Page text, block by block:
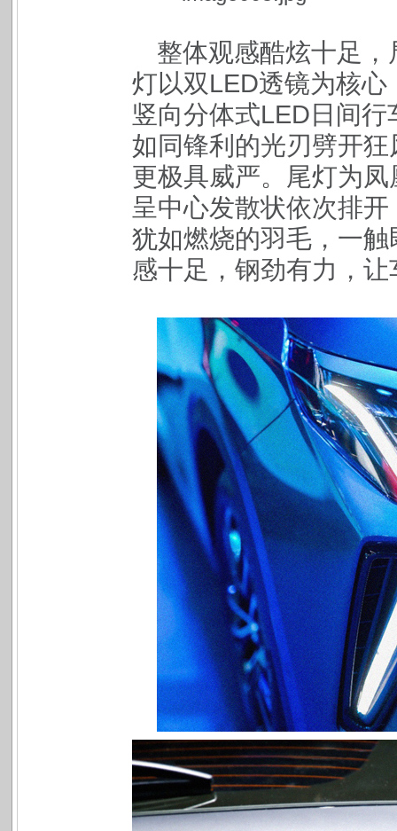
整体观感酷炫十足
灯以双LED透镜为核
竖向分体式LED日间行
如同锋利的光刃劈开
更极具威严。尾灯为
呈中心发散状依次排开
犹如燃烧的羽毛，一
感十足，钢劲有力，